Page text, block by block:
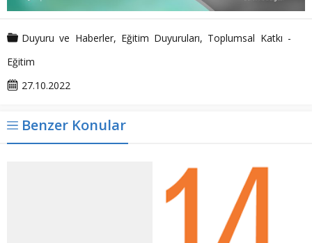
Duyuru ve Haberler, Eğitim Duyuruları, Toplumsal Katkı -
Eğitim
27.10.2022
Benzer Konular